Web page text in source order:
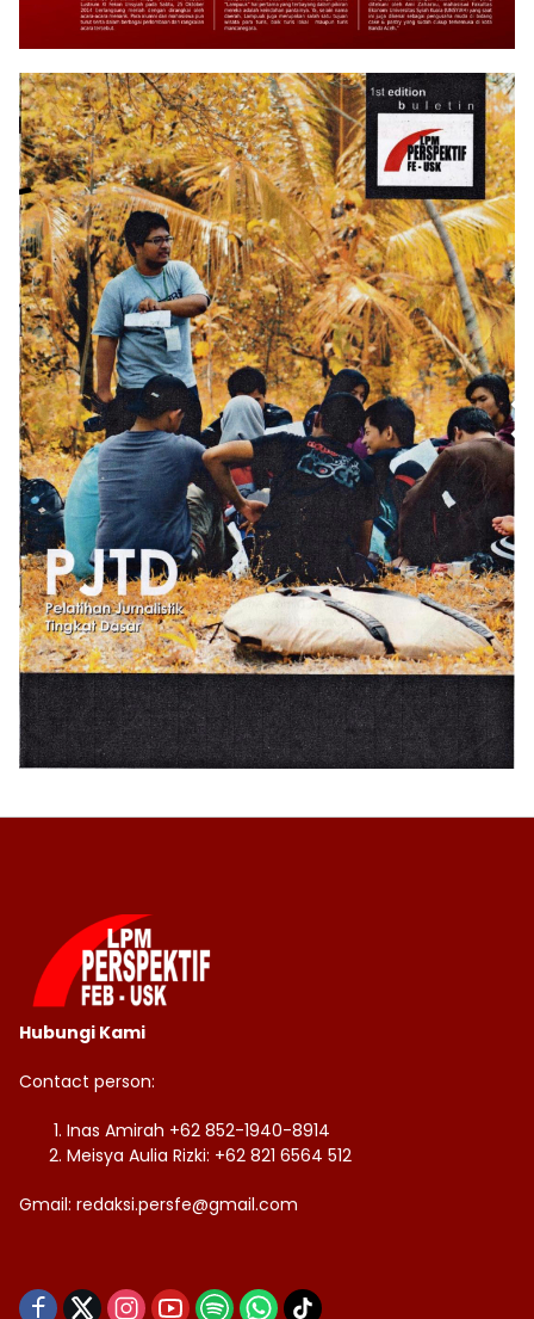
Hubungi Kami
Contact person:
Inas Amirah +62 852-1940-8914
Meisya Aulia Rizki: +62 821 6564 512
Gmail: redaksi.persfe@gmail.com